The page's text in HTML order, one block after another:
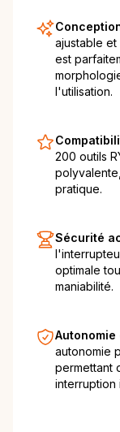
ajustable
est
l'utilisation.
200 outils
pratique.
Sécurité
optimale
maniabilité.
autonomie
permettant
interruption